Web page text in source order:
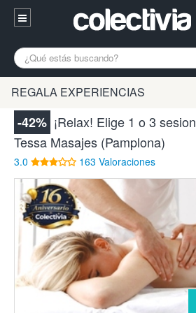
Entrar
94 652 38 15 (L-V 10:30-15:00)
¿Necesitas ayuda? Escríbenos
A Coruña Alicante
Bilbao Burgos
Gijón Huesca
Madrid
Pamplona Santander
Valencia Vitoria
REGALA EXPERIENCIAS
-42% ¡Relax! Elige 1 o 3
Tessa Masajes (Pamplona)
3.0 163 Valoraciones